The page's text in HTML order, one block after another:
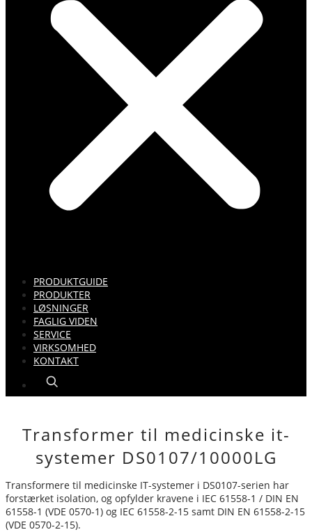
PRODUKTGUIDE
PRODUKTER
LØSNINGER
FAGLIG VIDEN
SERVICE
VIRKSOMHED
KONTAKT
Transformer til medicinske it-
systemer DS0107/10000LG
Transformere til medicinske IT-systemer i DS0107-serien har
forstærket isolation, og opfylder kravene i IEC 61558-1 / DIN EN
61558-1 (VDE 0570-1) og IEC 61558-2-15 samt DIN EN 61558-2-15
(VDE 0570-2-15).